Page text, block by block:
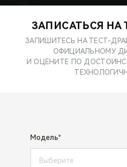
CHERY И СПОРТ
НАШИ МЕРОПРИЯТИЯ
ЗАПИСАТЬСЯ НА
ЗАПИШИТЕСЬ НА ТЕСТ-
ОФИЦИАЛЬНОМУ
И ОЦЕНИТЕ ПО
Модель
Выберите